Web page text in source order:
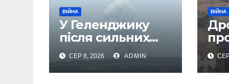
ВІЙНА
У Геленджику
після сильних
вибухів почалася
масова евакуація
СЕР 8, 2026 ADMIN
ВІЙНА